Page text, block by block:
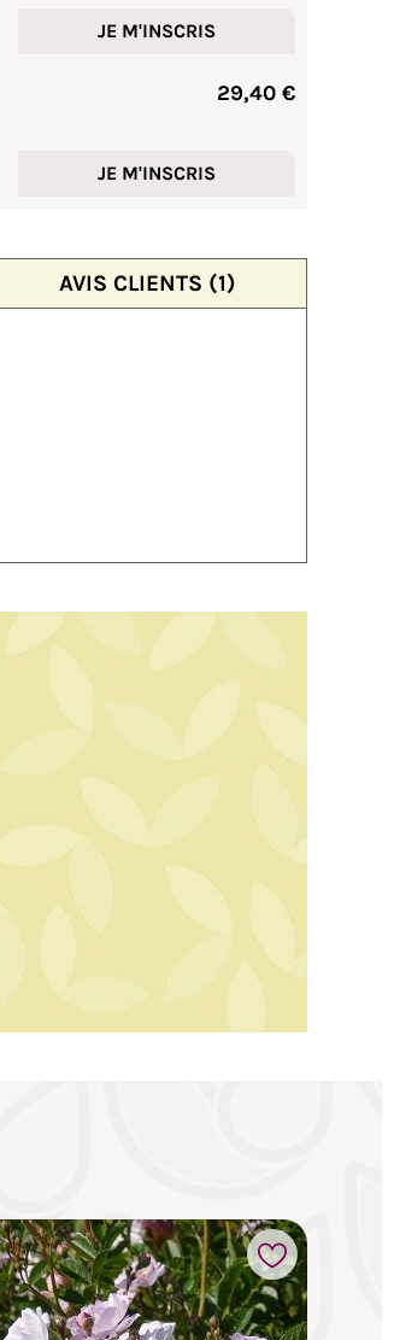
JE M'INSCRIS
29,40 €
JE M'INSCRIS
AVIS CLIENTS (1)